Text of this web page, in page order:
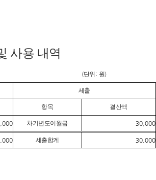
사용 내역
(단위 : 원)
세출
항목 결산액
차기년도이월금 30,000
세출합계 30,000